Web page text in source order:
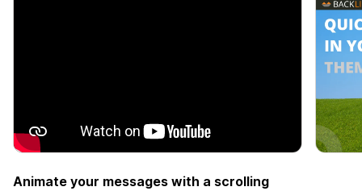
Animate your messages with a scrolling